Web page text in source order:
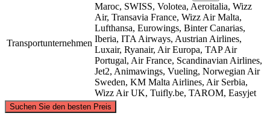
Transportunternehmen
Maroc, SWISS, Volotea, Aeroitalia, Wizz
Air, Transavia France, Wizz Air Malta,
Lufthansa, Eurowings, Binter Canarias,
Iberia, ITA Airways, Austrian Airlines,
Luxair, Ryanair, Air Europa, TAP Air
Portugal, Air France, Scandinavian Airlines,
Jet2, Animawings, Vueling, Norwegian Air
Sweden, KM Malta Airlines, Air Serbia,
Wizz Air UK, Tuifly.be, TAROM, Easyjet
Suchen Sie den besten Preis
©CARTO, ©OpenStreetMapcontributors